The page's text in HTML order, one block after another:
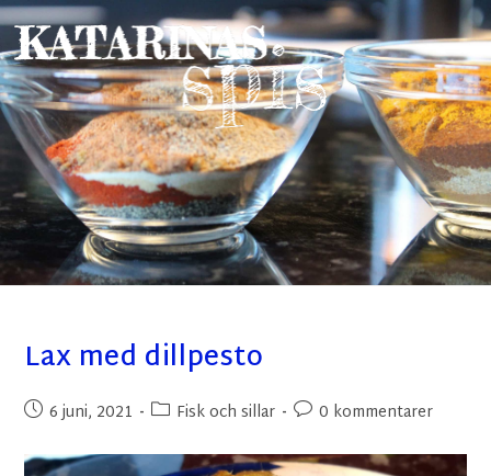
Lax med dillpesto
6 juni, 2021 Fisk och sillar 0 kommentarer